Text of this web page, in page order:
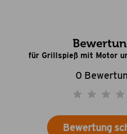
für Grillspieß mit Motor
0
Bewertung